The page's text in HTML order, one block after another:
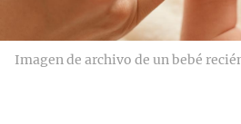
Imagen de archivo de un bebé